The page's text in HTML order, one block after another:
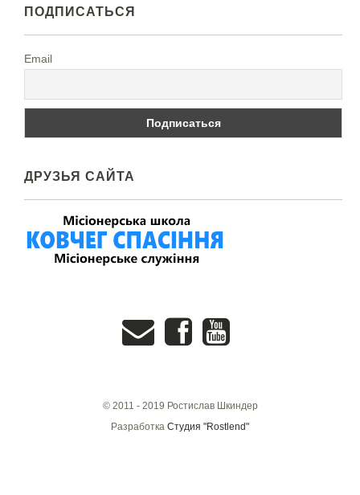
ПОДПИСАТЬСЯ
Email
ДРУЗЬЯ САЙТА
© 2011 - 2019 Ростислав Шкиндер
Разработка Студия "Rostlend"